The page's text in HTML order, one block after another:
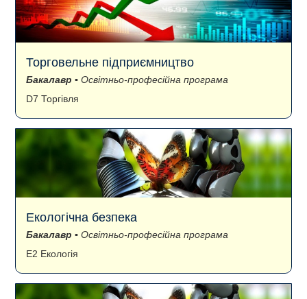
Торговельне підприємництво
Бакалавр ▪ Освітньо-професійна програма
D7 Торгівля
Екологічна безпека
Бакалавр ▪ Освітньо-професійна програма
E2 Екологія